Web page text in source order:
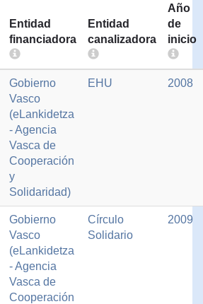
Entidad
financiadora
Entidad
canalizadora
Año
de
inicio
Gobierno
Vasco
(eLankidetza
- Agencia
Vasca de
Cooperación
y
Solidaridad)
EHU 2008
Gobierno
Vasco
(eLankidetza
- Agencia
Vasca de
Cooperación
Círculo
Solidario
2009